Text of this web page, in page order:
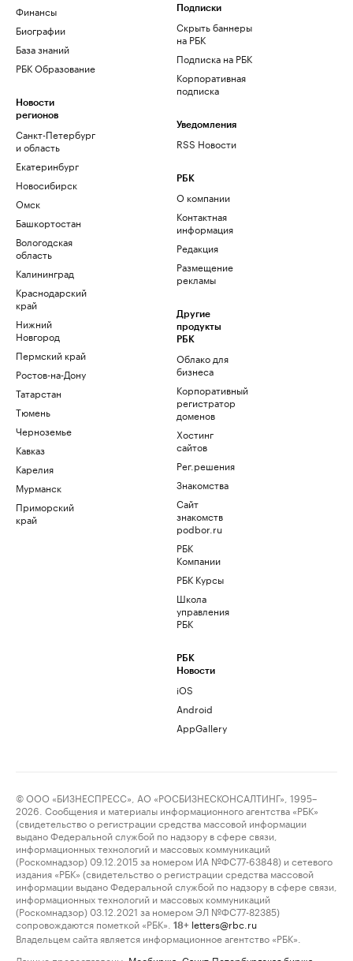
Финансы
Биографии
База знаний
РБК Образование
Новости
регионов
Санкт-Петербург
и область
Екатеринбург
Новосибирск
Омск
Башкортостан
Вологодская
область
Калининград
Краснодарский
край
Нижний
Новгород
Пермский край
Ростов-на-Дону
Татарстан
Тюмень
Черноземье
Кавказ
Карелия
Мурманск
Приморский
край
Подписки
Скрыть баннеры
на РБК
Подписка на РБК
Корпоративная
подписка
Уведомления
RSS Новости
РБК
О компании
Контактная
информация
Редакция
Размещение
рекламы
Другие
продукты
РБК
Облако для
бизнеса
Корпоративный
регистратор
доменов
Хостинг
сайтов
Рег.решения
Знакомства
Сайт
знакомств
podbor.ru
РБК
Компании
РБК Курсы
Школа
управления
РБК
РБК
Новости
iOS
Android
AppGallery
© ООО «БИЗНЕСПРЕСС», АО «РОСБИЗНЕСКОНСАЛТИНГ», 1995–
2026. Сообщения и материалы информационного агентства «РБК»
(свидетельство о регистрации средства массовой информации
выдано Федеральной службой по надзору в сфере связи,
информационных технологий и массовых коммуникаций
(Роскомнадзор) 09.12.2015 за номером ИА №ФС77-63848) и сетевого
издания «РБК» (свидетельство о регистрации средства массовой
информации выдано Федеральной службой по надзору в сфере связи,
информационных технологий и массовых коммуникаций
(Роскомнадзор) 03.12.2021 за номером ЭЛ №ФС77-82385)
сопровождаются пометкой «РБК».
18+ letters@rbc.ru
Владельцем сайта является информационное агентство «РБК».